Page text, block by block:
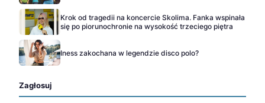
Krok od tragedii na koncercie Skolima. Fanka wspinała
się po piorunochronie na wysokość trzeciego piętra
Iness zakochana w legendzie disco polo?
Zagłosuj